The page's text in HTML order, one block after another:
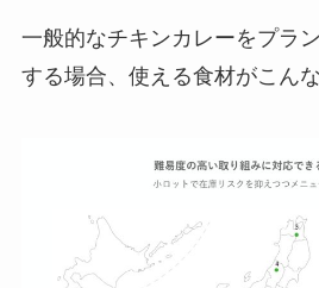
一般的なチキンカレーをプラ
する場合、使える食材がこん